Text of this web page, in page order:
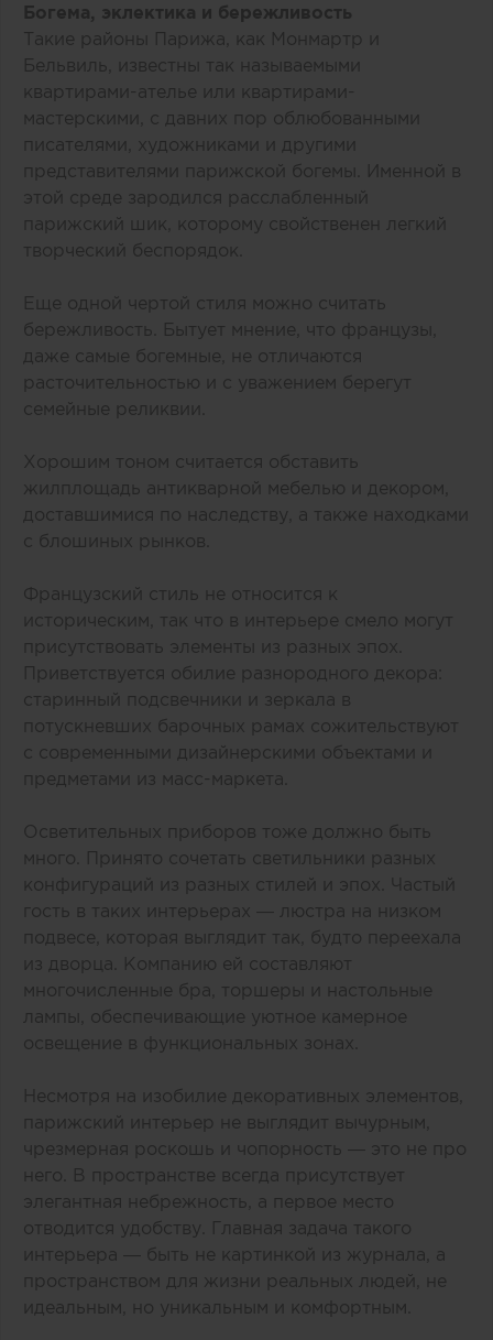
Богема, эклектика и бережливость
Такие районы Парижа, как Монмартр и
Бельвиль, известны так называемыми
квартирами-ателье или квартирами-
мастерскими, с давних пор облюбованными
писателями, художниками и другими
представителями парижской богемы. Именной в
этой среде зародился расслабленный
парижский шик, которому свойственен легкий
творческий беспорядок.
Еще одной чертой стиля можно считать
бережливость. Бытует мнение, что французы,
даже самые богемные, не отличаются
расточительностью и с уважением берегут
семейные реликвии.
Хорошим тоном считается обставить
жилплощадь антикварной мебелью и декором,
доставшимися по наследству, а также находками
с блошиных рынков.
Французский стиль не относится к
историческим, так что в интерьере смело могут
присутствовать элементы из разных эпох.
Приветствуется обилие разнородного декора:
старинный подсвечники и зеркала в
потускневших барочных рамах сожительствуют
с современными дизайнерскими объектами и
предметами из масс-маркета.
Осветительных приборов тоже должно быть
много. Принято сочетать светильники разных
конфигураций из разных стилей и эпох. Частый
гость в таких интерьерах — люстра на низком
подвесе, которая выглядит так, будто переехала
из дворца. Компанию ей составляют
многочисленные бра, торшеры и настольные
лампы, обеспечивающие уютное камерное
освещение в функциональных зонах.
Несмотря на изобилие декоративных элементов,
парижский интерьер не выглядит вычурным,
чрезмерная роскошь и чопорность — это не про
него. В пространстве всегда присутствует
элегантная небрежность, а первое место
отводится удобству. Главная задача такого
интерьера — быть не картинкой из журнала, а
пространством для жизни реальных людей, не
идеальным, но уникальным и комфортным.